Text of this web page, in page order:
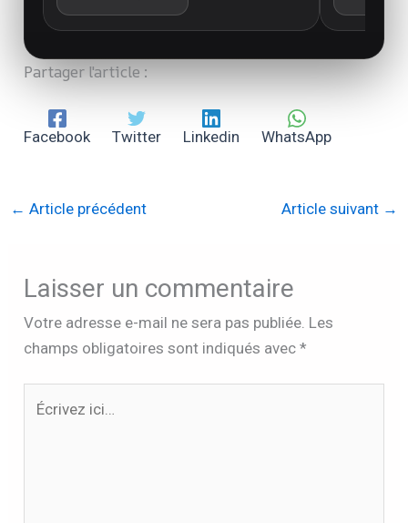
Partager l'article :
Facebook Twitter Linkedin WhatsApp
← Article précédent Article suivant →
Laisser un commentaire
Votre adresse e-mail ne sera pas publiée. Les
champs obligatoires sont indiqués avec*